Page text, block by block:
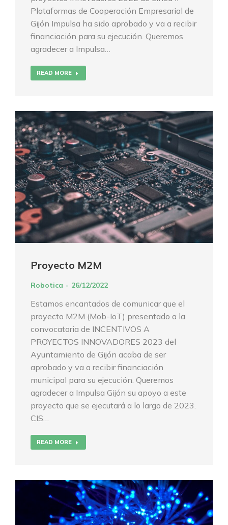
Plataformas de Cooperación Empresarial de
Gijón Impulsa ha sido aprobado y va a recibir
financiación para su ejecución. Queremos
agradecer a Impulsa…
READ MORE
Proyecto M2M
Robotica 26/12/2022
Estamos encantados de comunicar que el
proyecto M2M (Mob-IoT) presentado a la
convocatoria de INCENTIVOS A
PROYECTOS INNOVADORES 2023 del
Ayuntamiento de Gijón acaba de ser
aprobado y va a recibir financiación
municipal para su ejecución. Queremos
agradecer a Impulsa Gijón su apoyo a este
proyecto que se ejecutará a lo largo de 2023.
CIS…
READ MORE